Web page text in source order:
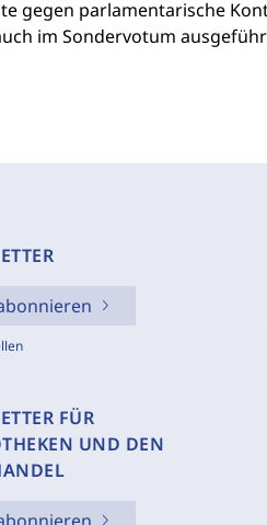
gegen parlamentarische
im Sondervotum
FÜR
UND DEN